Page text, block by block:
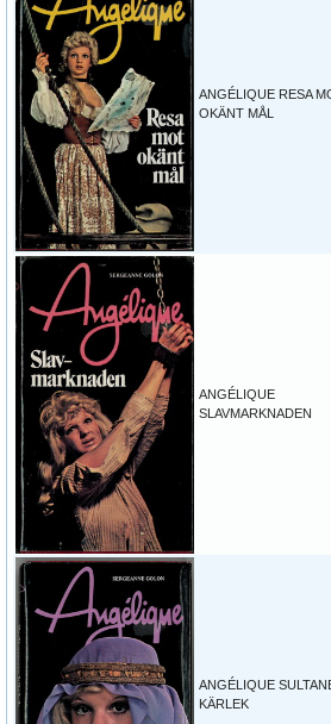
ANGÉLIQUE RESA
OKÄNT MÅL
ANGÉLIQUE
SLAVMARKNADEN
ANGÉLIQUE
KÄRLEK